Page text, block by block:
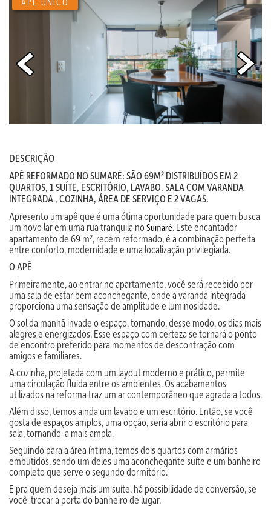
DESCRIÇÃO
APÊ REFORMADO NO SUMARÉ: SÃO 69M² DISTRIBUÍDOS EM 2
QUARTOS, 1 SUÍTE, ESCRITÓRIO, LAVABO, SALA COM VARANDA
INTEGRADA , COZINHA, ÁREA DE SERVIÇO E 2 VAGAS.
Apresento um apê que é uma ótima oportunidade para quem busca
um novo lar em uma rua tranquila noSumaré. Este encantador
apartamento de 69 m², recém reformado, é a combinação perfeita
entre conforto, modernidade e uma localização privilegiada.
O APÊ
Primeiramente, ao entrar no apartamento, você será recebido por
uma sala de estar bem aconchegante, onde a varanda integrada
proporciona uma sensação de amplitude e luminosidade.
O sol da manhã invade o espaço, tornando, desse modo, os dias mais
alegres e energizados. Esse espaço com certeza se tornará o ponto
de encontro preferido para momentos de descontração com
amigos e familiares.
A cozinha, projetada com um layout moderno e prático, permite
uma circulação fluida entre os ambientes. Os acabamentos
utilizados na reforma traz um ar contemporâneo que agrada a todos.
Além disso, temos ainda um lavabo e um escritório. Então, se você
gosta de espaços amplos, uma opção, seria abrir o escritório para
sala, tornando-a mais ampla.
Seguindo para a área íntima, temos dois quartos com armários
embutidos, sendo um deles uma aconchegante suíte e um banheiro
completo que serve o segundo dormitório.
E pra quem deseja mais um suíte, há possibilidade de conversão, se
você trocar a porta do banheiro de lugar.